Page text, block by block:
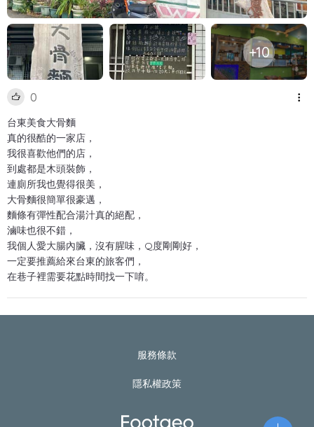
+10
0
台東美食大骨麵
真的很酷的一家店，
我很喜歡他們的店，
到處都是木頭裝飾，
連廁所我也覺得很美，
大骨麵很簡單很豪邁，
麵條有彈性配合湯汁真的絕配，
滷味也很不錯，
我個人愛大腸內臟，沒有腥味，Q度剛剛好，
一定要推薦給來台東的旅客們，
在巷子裡需要花點時間找一下唷。
服務條款
隱私權政策